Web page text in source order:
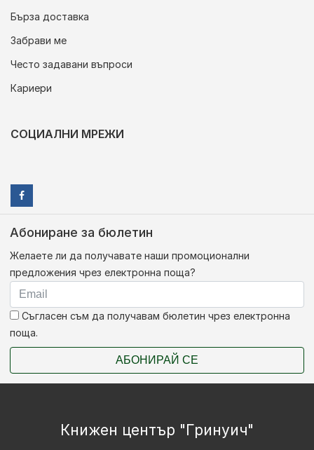
Бърза доставка
Забрави ме
Често задавани въпроси
Кариери
СОЦИАЛНИ МРЕЖИ
Абониране за бюлетин
Желаете ли да получавате наши промоционални
предложения чрез електронна поща?
Съгласен съм да получавам бюлетин чрез електронна
поща.
АБОНИРАЙ СЕ
Книжен център "Гринуич"